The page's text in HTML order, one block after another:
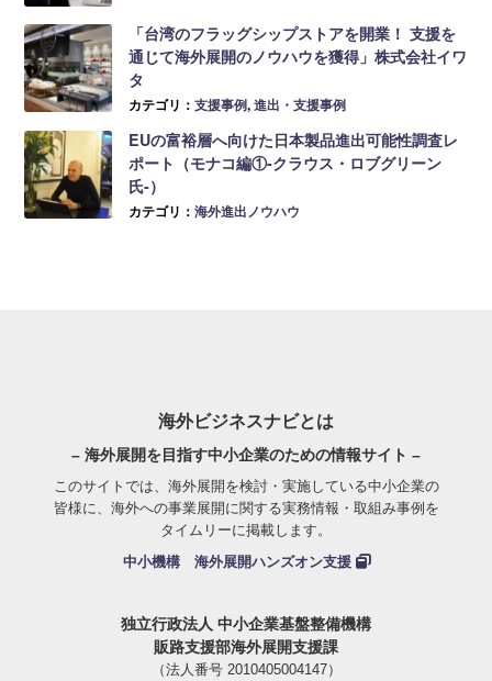
「台湾のフラッグシップストアを開業！ 支援を
通じて海外展開のノウハウを獲得」株式会社イワ
タ
カテゴリ：支援事例,進出・支援事例
EUの富裕層へ向けた日本製品進出可能性調査レ
ポート（モナコ編①-クラウス・ロブグリーン
氏-）
カテゴリ：海外進出ノウハウ
海外ビジネスナビとは
– 海外展開を目指す中小企業のための情報サイト –
このサイトでは、海外展開を検討・実施している中小企業の
皆様に、海外への事業展開に関する実務情報・取組み事例を
タイムリーに掲載します。
中小機構 海外展開ハンズオン支援
独立行政法人 中小企業基盤整備機構
販路支援部海外展開支援課
（法人番号 2010405004147）